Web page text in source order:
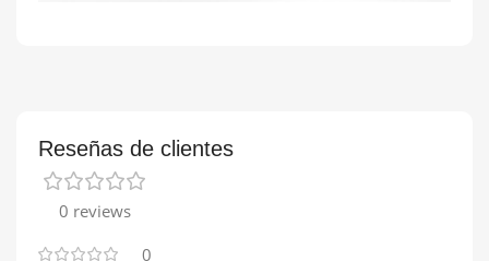
Reseñas de clientes
0 reviews
0